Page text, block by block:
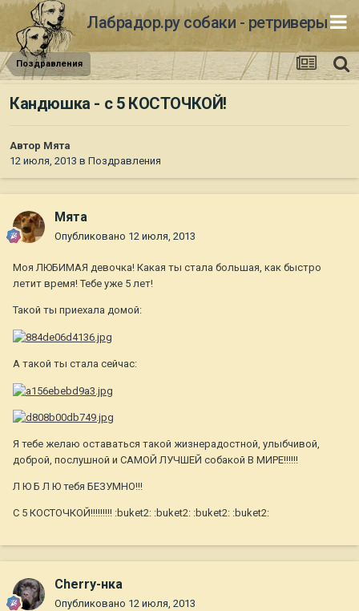
Лабрадор.ру собаки - ретриверы
Поздравления
Кандюшка - с 5 КОСТОЧКОЙ!
Автор Мята
12 июля, 2013 в Поздравления
Мята
Опубликовано 12 июля, 2013
Моя ЛЮБИМАЯ девочка! Какая ты стала большая, как быстро
летит время! Тебе уже 5 лет!
Такой ты приехала домой:
А такой ты стала сейчас:
Я тебе желаю оставаться такой жизнерадостной, улыбчивой,
доброй, послушной и САМОЙ ЛУЧШЕЙ собакой В МИРЕ!!!!!!
Л Ю Б Л Ю тебя БЕЗУМНО!!!
С 5 КОСТОЧКОЙ!!!!!!!!! :buket2: :buket2: :buket2: :buket2:
Cherry-нка
Опубликовано 12 июля, 2013